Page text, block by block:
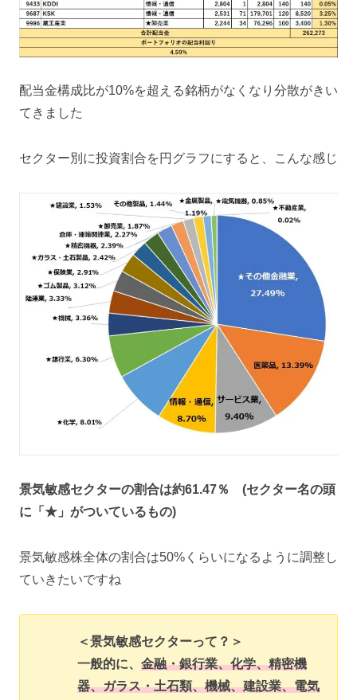
配当金構成比が10%を超える銘柄がなくなり分散がきい
てきました
セクター別に投資割合を円グラフにすると、こんな感じ
景気敏感セクターの割合は約61.47％ (セクター名の頭
に「★」がついているもの)
景気敏感株全体の割合は50%くらいになるように調整し
ていきたいですね
＜景気敏感セクターって？＞
一般的に、 金融・銀行業、化学、精密機
器、ガラス・土石類、機械、建設業、電気